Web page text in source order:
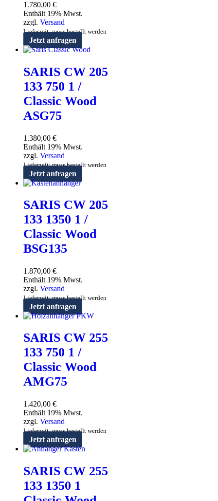
1.780,00 €
Enthält 19% Mwst.
zzgl. Versand
Lieferzeit: muss bestellt werden
Jetzt anfragen
SARIS CW 205
133 750 1 /
Classic Wood
ASG75
1.380,00 €
Enthält 19% Mwst.
zzgl. Versand
Lieferzeit: muss bestellt werden
Jetzt anfragen
SARIS CW 205
133 1350 1 /
Classic Wood
BSG135
1.870,00 €
Enthält 19% Mwst.
zzgl. Versand
Lieferzeit: muss bestellt werden
Jetzt anfragen
SARIS CW 255
133 750 1 /
Classic Wood
AMG75
1.420,00 €
Enthält 19% Mwst.
zzgl. Versand
Lieferzeit: muss bestellt werden
Jetzt anfragen
SARIS CW 255
133 1350 1